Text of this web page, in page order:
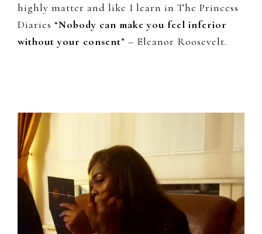
highly matter and like I learn in The Princess
Diaries “Nobody can make you feel inferior
without your consent” – Eleanor Roosevelt.